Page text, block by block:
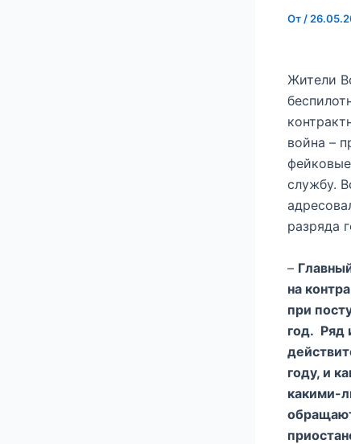
От /
Жители
война –
службу.
разряда
–
на
при
год. Ряд
году, и
какими-